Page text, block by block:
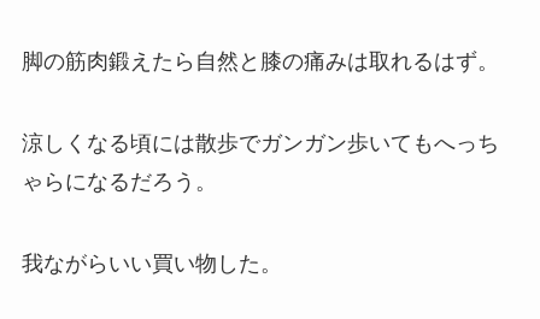
脚の筋肉鍛えたら自然と膝の痛みは取れるはず。
涼しくなる頃には散歩でガンガン歩いてもへっち
ゃらになるだろう。
我ながらいい買い物した。